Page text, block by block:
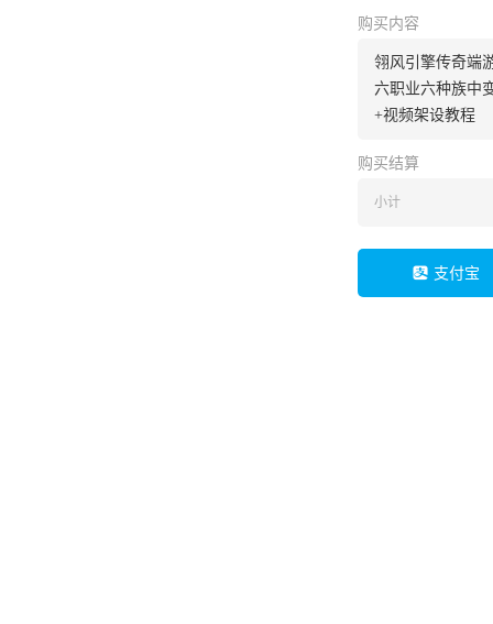
购买内容
翎风引擎传奇端
六职业六种族中
+视频架设教程
购买结算
小计
支付宝